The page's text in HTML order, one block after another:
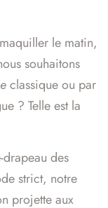
le matin,
souhaitons
classique ou par
? Telle est la
des
strict, notre
projette aux